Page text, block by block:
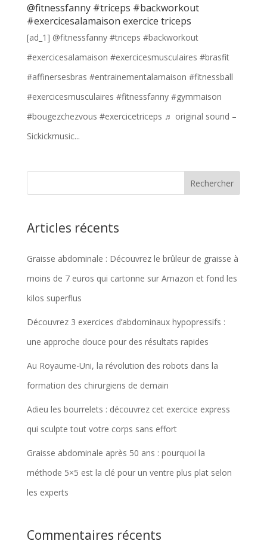
@fitnessfanny #triceps #backworkout
#exercicesalamaison exercice triceps
[ad_1] @fitnessfanny #triceps #backworkout
#exercicesalamaison #exercicesmusculaires #brasfit
#affinersesbras #entrainementalamaison #fitnessball
#exercicesmusculaires #fitnessfanny #gymmaison
#bougezchezvous #exercicetriceps ♬ original sound –
Sickickmusic...
Articles récents
Graisse abdominale : Découvrez le brûleur de graisse à
moins de 7 euros qui cartonne sur Amazon et fond les
kilos superflus
Découvrez 3 exercices d’abdominaux hypopressifs :
une approche douce pour des résultats rapides
Au Royaume-Uni, la révolution des robots dans la
formation des chirurgiens de demain
Adieu les bourrelets : découvrez cet exercice express
qui sculpte tout votre corps sans effort
Graisse abdominale après 50 ans : pourquoi la
méthode 5×5 est la clé pour un ventre plus plat selon
les experts
Commentaires récents